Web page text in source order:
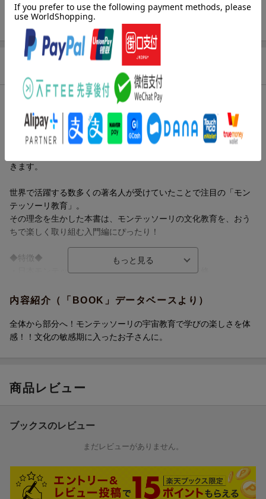
ISBN 9784052060953
内容紹介（JPROより）
モンテッソーリの文化教育をベースに、全体（太陽系）から部分
（星座）へと学びを進めるシールブック。太陽系の並び順や惑星
きます。
世界で活躍する数多くの著名人が受けていたことで注目の「モン
テッソーリ教育」。
その理念を生かした本書は、モンテッソーリの文化教育を、おう
ちで楽しく取り組む入門編にぴったり！
◆特徴◆
・日本モンテッソーリ教育綜合教育研究所の全面監修
・太陽系の並び順や各惑星の大きさ、太陽や地球の中身など、天
・モンテッソーリの文化教育をベースに、全体（太陽系）から部
分（地球→星座）へと展開
・知りたい気持ちを刺激したり、知識の種をまくきっかけづくり
◆内容◆
・宇宙や星座の壮大さや美しさをビジュアルで見せるシールブッ
・惑星や探査機、星座などのシールをはることで、各ページが完
成します
・シールをはりながら、惑星の特徴や星座の大きさなどを知るこ
内容紹介（「BOOK」データベースより）
全体から部分へ！モンテッソーリの宇宙教育で学びの楽しさを体
感！！文化の敏感期に入ったお子さんに。
商品レビュー
ブックスのレビュー
まだレビューがありません。